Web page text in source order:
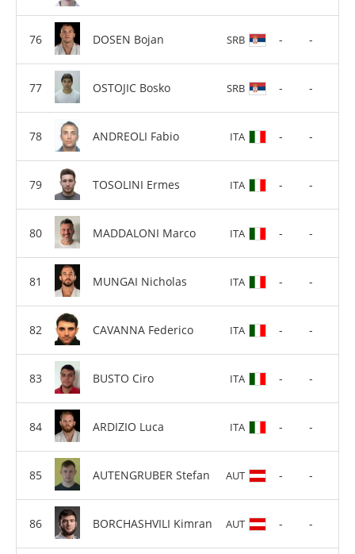
DOSEN Bojan SRB - -
OSTOJIC Bosko SRB - -
ANDREOLI Fabio ITA - -
TOSOLINI Ermes ITA - -
MADDALONI Marco ITA - -
MUNGAI Nicholas ITA - -
CAVANNA Federico ITA - -
BUSTO Ciro ITA - -
ARDIZIO Luca ITA - -
AUTENGRUBER Stefan AUT - -
BORCHASHVILI Kimran AUT - -